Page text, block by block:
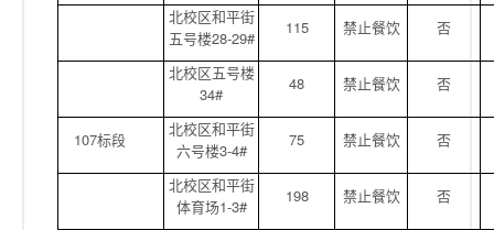
北校区和平街
五号楼28-29#
115 禁止餐饮 否
北校区五号楼
34#
48 禁止餐饮 否
107标段
北校区和平街
六号楼3-4#
75 禁止餐饮 否
北校区和平街
体育场1-3#
198 禁止餐饮 否